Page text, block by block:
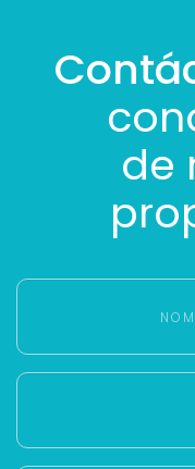
de
Con estos
más